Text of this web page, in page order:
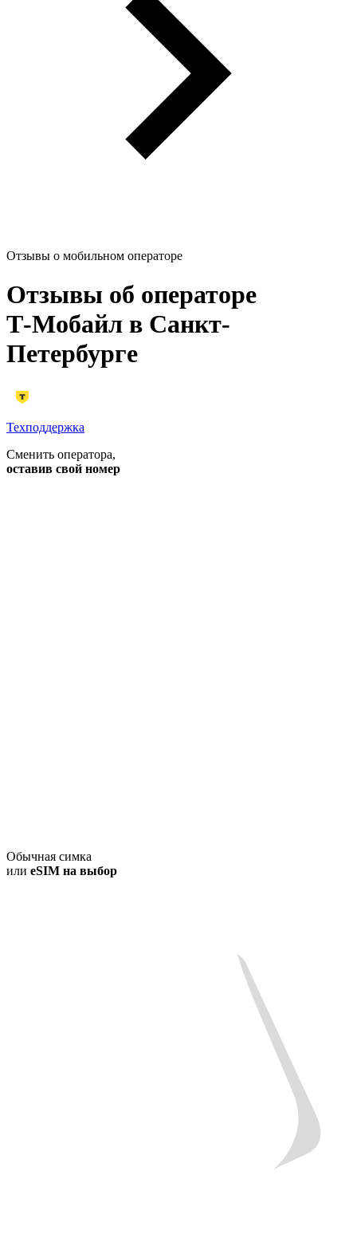
Отзывы о мобильном операторе
Отзывы об операторе
Т‑Мобайл в Санкт-
Петербурге
Техподдержка
Сменить оператора,
оставив свой номер
Обычная симка
или eSIM на выбор